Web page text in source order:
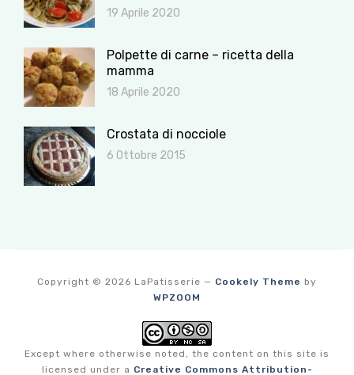
19 Aprile 2020
Polpette di carne – ricetta della
mamma
18 Aprile 2020
Crostata di nocciole
6 Ottobre 2015
Copyright © 2026 LaPatisserie — Cookely Theme by
WPZOOM
Except where otherwise noted, the content on this site is
licensed under a Creative Commons Attribution-